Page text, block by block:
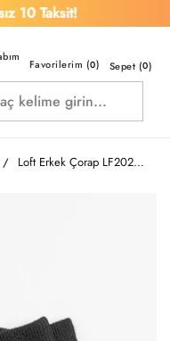
Taksit!
Favorilerim (0) Sepet (0)
Loft Erkek Çorap LF2029964